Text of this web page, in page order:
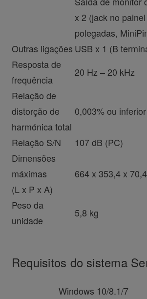
x 2 (jack no
polegadas,
Outras ligações USB x 1 (B
Resposta de
frequência
20 Hz – 20 kHz
Relação de
distorção de
harmónica total
0,003% ou inferior
Relação S/N
107 dB (PC)
Dimensões
máximas
(L x P x A)
664 x 353,4 x
Peso da
unidade
5,8 kg
Requisitos do sistema
Windows 10/8.1/7